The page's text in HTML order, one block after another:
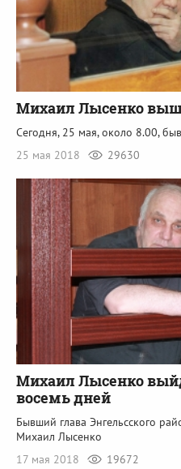
Михаил Лысенко
Сегодня, 25 мая, около 8.00,
25 мая 2018
29630
Михаил Лысенко
восемь дней
Бывший глава Энгельсского
Михаил Лысенко
17 мая 2018
19672